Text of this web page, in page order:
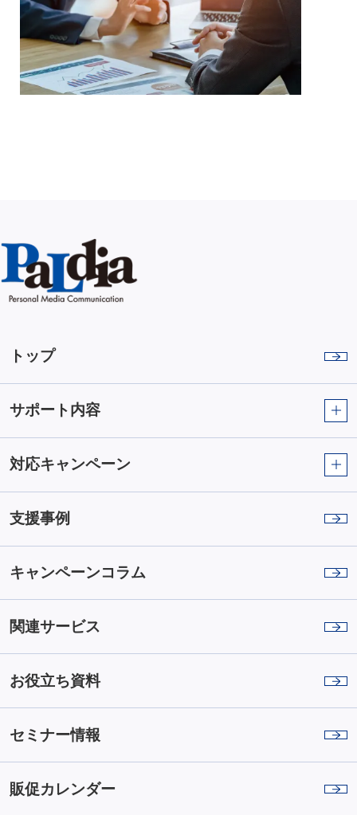
トップ
サポート内容
対応キャンペーン
支援事例
キャンペーンコラム
関連サービス
お役立ち資料
セミナー情報
販促カレンダー